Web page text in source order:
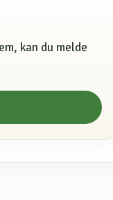
kan du melde